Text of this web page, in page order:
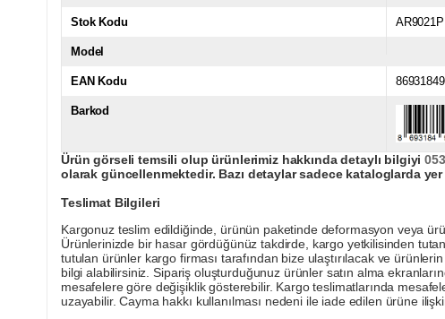
Stok Kodu
Model
EAN Kodu
Barkod
Ürün görseli temsili olup ürünlerimiz hakkında detaylı bilgiyi
olarak güncellenmektedir. Bazı detaylar sadece kataloglarda
Teslimat Bilgileri
Kargonuz teslim edildiğinde, ürünün paketinde deformasyon veya
Ürünlerinizde bir hasar gördüğünüz takdirde, kargo yetkilisinden
tutulan ürünler kargo firması tarafından bize ulaştırılacak ve
bilgi alabilirsiniz. Sipariş oluşturduğunuz ürünler satın alma
mesafelere göre değişiklik gösterebilir. Kargo teslimatlarında
uzayabilir. Cayma hakkı kullanılması nedeni ile iade edilen ürüne